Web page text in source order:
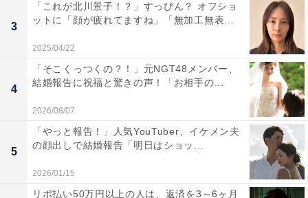
3
「これが北川景子！？」すっぴん？ オフショ
ットに「顔が疲れてますね」「無加工無表...
2025/04/22
4
「そこくっつくの？！」元NGT48メンバー、
結婚報告に祝福と驚きの声！「お相手の...
2026/08/07
5
「やっと報告！」人気YouTuber、イケメン夫
の顔出しで結婚報告「明日はショッ...
2026/01/15
リボ払い50万円以上の人は、返済を3～6ヶ月